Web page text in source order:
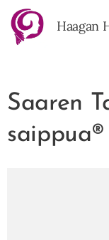
Haagan
Saaren
saippua®